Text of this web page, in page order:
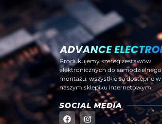
Produkujemy szereg zestawów
elektronicznych do samodzielnego
montażu, wszystkie są dostępne w
naszym sklepiku internetowym.
SOCIAL MEDIA